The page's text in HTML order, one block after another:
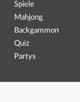
Spiele
Mahjong
Backgammon
Quiz
Partys